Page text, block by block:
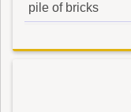
pile of bricks